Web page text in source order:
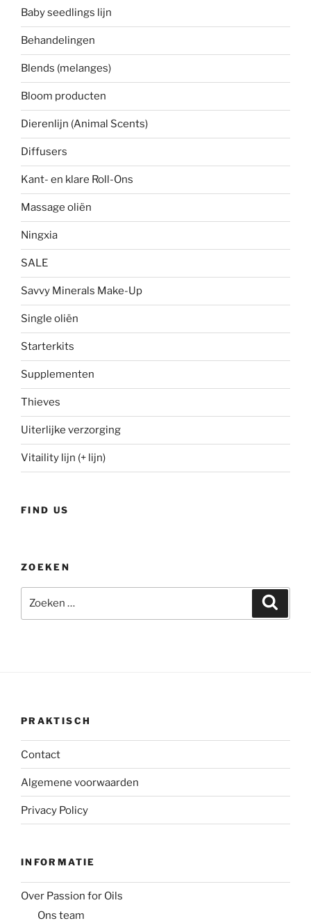
Baby seedlings lijn
Behandelingen
Blends (melanges)
Bloom producten
Dierenlijn (Animal Scents)
Diffusers
Kant- en klare Roll-Ons
Massage oliën
Ningxia
SALE
Savvy Minerals Make-Up
Single oliën
Starterkits
Supplementen
Thieves
Uiterlijke verzorging
Vitaility lijn (+ lijn)
FIND US
ZOEKEN
naar:
PRAKTISCH
Contact
Algemene voorwaarden
Privacy Policy
INFORMATIE
Over Passion for Oils
Ons team